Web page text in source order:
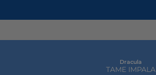
Dracula
TAME IMPALA